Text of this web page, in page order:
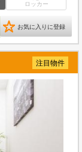
ロッカー
お気に入りに登録
注目物件